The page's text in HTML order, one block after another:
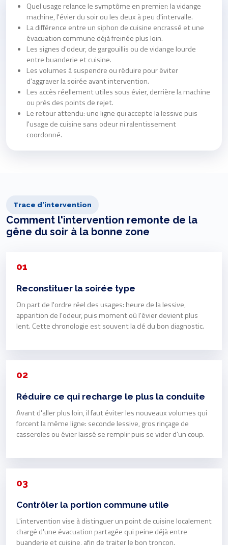
Quel usage relance le symptôme en premier: la vidange
machine, l'évier du soir ou les deux à peu d'intervalle.
La différence entre un siphon de cuisine encrassé et une
évacuation commune déjà freinée plus loin.
Les signes d'odeur, de gargouillis ou de vidange lourde
entre buanderie et cuisine.
Les volumes à suspendre ou réduire pour éviter
d'aggraver la soirée avant intervention.
Les accès réellement utiles sous évier, derrière la machine
ou près des points de rejet.
Le retour attendu: une ligne qui accepte la lessive puis
l'usage de cuisine sans odeur ni ralentissement
coordonné.
Trace d'intervention
Comment l'intervention remonte de la
gêne du soir à la bonne zone
01
Reconstituer la soirée type
On part de l'ordre réel des usages: heure de la lessive,
apparition de l'odeur, puis moment où l'évier devient plus
lent. Cette chronologie est souvent la clé du bon diagnostic.
02
Réduire ce qui recharge le plus la conduite
Avant d'aller plus loin, il faut éviter les nouveaux volumes qui
forcent la même ligne: seconde lessive, gros rinçage de
casseroles ou évier laissé se remplir puis se vider d'un coup.
03
Contrôler la portion commune utile
L'intervention vise à distinguer un point de cuisine localement
chargé d'une évacuation partagée qui peine déjà entre
buanderie et cuisine, afin de traiter le bon tronçon.